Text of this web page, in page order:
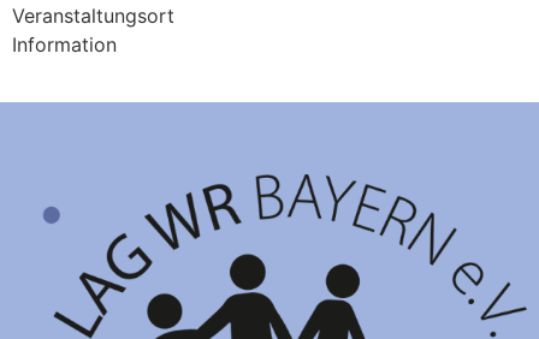
Veranstaltungsort
Information